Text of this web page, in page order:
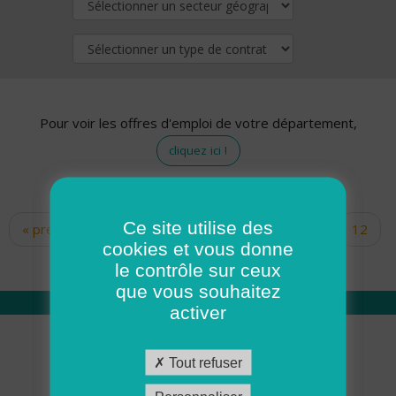
Pour voir les offres d'emploi de votre département,
cliquez ici !
Pages
« premier ‹ précédent … 10
12
14 15 16 17
Qui sommes nous
Académie ADMR
Ce site utilise des
cookies et vous donne
le contrôle sur ceux
que vous souhaitez
activer
Tout refuser